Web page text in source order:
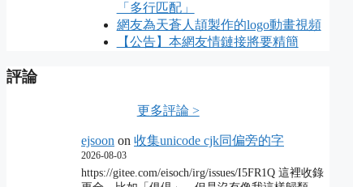
「多行匹配」
網友為天蒼人頡製作的logo動畫視頻
【公告】本網友情鏈接將要精簡
評論
更多評論 >
ejsoon on 收集unicode cjk同偏旁的字
2026-08-03
https://gitee.com/eisoch/irg/issues/I5FR1Q 這裡收錄